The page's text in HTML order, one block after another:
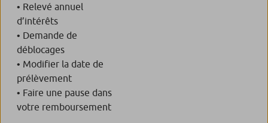
• Relevé annuel
d’intérêts
• Demande de
déblocages
• Modifier la date de
prélèvement
• Faire une pause dans
votre remboursement